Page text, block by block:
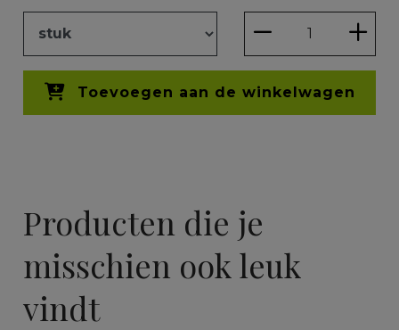
Toevoegen aan de winkelwagen
Producten die je
misschien ook leuk
vindt